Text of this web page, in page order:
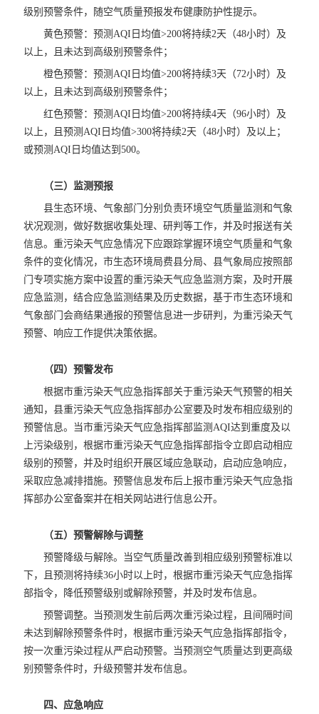
级别预警条件，随空气质量预报发布健康防护性提示。
黄色预警：预测AQI日均值>200将持续2天（48小时）及
以上，且未达到高级别预警条件；
橙色预警：预测AQI日均值>200将持续3天（72小时）及
以上，且未达到高级别预警条件；
红色预警：预测AQI日均值>200将持续4天（96小时）及
以上，且预测AQI日均值>300将持续2天（48小时）及以上；
或预测AQI日均值达到500。
（三）监测预报
县生态环境、气象部门分别负责环境空气质量监测和气象
状况观测，做好数据收集处理、研判等工作，并及时报送有关
信息。重污染天气应急情况下应跟踪掌握环境空气质量和气象
条件的变化情况，市生态环境局费县分局、县气象局应按照部
门专项实施方案中设置的重污染天气应急监测方案，及时开展
应急监测，结合应急监测结果及历史数据，基于市生态环境和
气象部门会商结果通报的预警信息进一步研判，为重污染天气
预警、响应工作提供决策依据。
（四）预警发布
根据市重污染天气应急指挥部关于重污染天气预警的相关
通知，县重污染天气应急指挥部办公室要及时发布相应级别的
预警信息。当市重污染天气应急指挥部监测AQI达到重度及以
上污染级别，根据市重污染天气应急指挥部指令立即启动相应
级别的预警，并及时组织开展区域应急联动，启动应急响应，
采取应急减排措施。预警信息发布后上报市重污染天气应急指
挥部办公室备案并在相关网站进行信息公开。
（五）预警解除与调整
预警降级与解除。当空气质量改善到相应级别预警标准以
下，且预测将持续36小时以上时，根据市重污染天气应急指挥
部指令，降低预警级别或解除预警，并及时发布信息。
预警调整。当预测发生前后两次重污染过程，且间隔时间
未达到解除预警条件时，根据市重污染天气应急指挥部指令，
按一次重污染过程从严启动预警。当预测空气质量达到更高级
别预警条件时，升级预警并发布信息。
四、应急响应